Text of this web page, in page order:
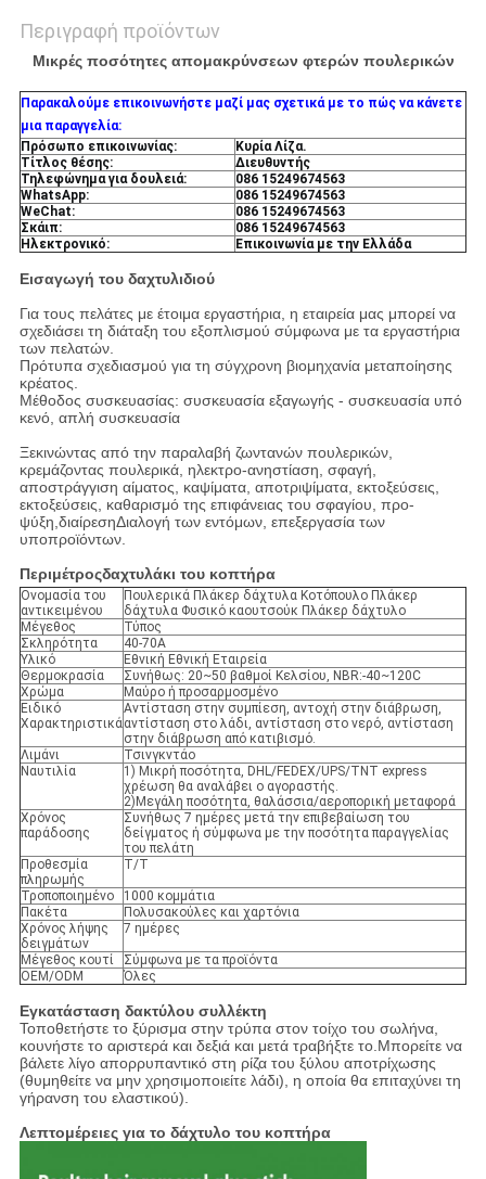
Περιγραφή προϊόντων
Μικρές ποσότητες απομακρύνσεων φτερών πουλερικών
Παρακαλούμε επικοινωνήστε μαζί μας σχετικά με το πώς να κάνετε
μια παραγγελία:
Πρόσωπο επικοινωνίας:
Κυρία Λίζα.
Τίτλος θέσης:
Διευθυντής
Τηλεφώνημα για δουλειά:
086 15249674563
WhatsApp:
086 15249674563
WeChat:
086 15249674563
Σκάιπ:
086 15249674563
Ηλεκτρονικό:
Επικοινωνία με την Ελλάδα
Εισαγωγή του δαχτυλιδιού
Για τους πελάτες με έτοιμα εργαστήρια, η εταιρεία μας μπορεί να
σχεδιάσει τη διάταξη του εξοπλισμού σύμφωνα με τα εργαστήρια
των πελατών.
Πρότυπα σχεδιασμού για τη σύγχρονη βιομηχανία μεταποίησης
κρέατος.
Μέθοδος συσκευασίας: συσκευασία εξαγωγής - συσκευασία υπό
κενό, απλή συσκευασία
Ξεκινώντας από την παραλαβή ζωντανών πουλερικών,
κρεμάζοντας πουλερικά, ηλεκτρο-ανηστίαση, σφαγή,
αποστράγγιση αίματος, καψίματα, αποτριψίματα, εκτοξεύσεις,
εκτοξεύσεις, καθαρισμό της επιφάνειας του σφαγίου, προ-
ψύξη,διαίρεσηΔιαλογή των εντόμων, επεξεργασία των
υποπροϊόντων.
Περιμέτροςδαχτυλάκι του κοπτήρα
Ονομασία του
αντικειμένου
Πουλερικά Πλάκερ δάχτυλα Κοτόπουλο Πλάκερ
δάχτυλα Φυσικό καουτσούκ Πλάκερ δάχτυλο
Μέγεθος
Τύπος
Σκληρότητα
40-70A
Υλικό
Εθνική Εθνική Εταιρεία
Θερμοκρασία
Συνήθως: 20~50 βαθμοί Κελσίου, NBR:-40~120C
Χρώμα
Μαύρο ή προσαρμοσμένο
Ειδικό
Χαρακτηριστικά
Αντίσταση στην συμπίεση, αντοχή στην διάβρωση,
αντίσταση στο λάδι, αντίσταση στο νερό, αντίσταση
στην διάβρωση από κατιβισμό.
Λιμάνι
Τσινγκντάο
Ναυτιλία
1) Μικρή ποσότητα, DHL/FEDEX/UPS/TNT express
χρέωση θα αναλάβει ο αγοραστής.
2)Μεγάλη ποσότητα, θαλάσσια/αεροπορική μεταφορά
Χρόνος
παράδοσης
Συνήθως 7 ημέρες μετά την επιβεβαίωση του
δείγματος ή σύμφωνα με την ποσότητα παραγγελίας
του πελάτη
Προθεσμία
πληρωμής
Τ/Τ
Τροποποιημένο
1000 κομμάτια
Πακέτα
Πολυσακούλες και χαρτόνια
Χρόνος λήψης
δειγμάτων
7 ημέρες
Μέγεθος κουτί
Σύμφωνα με τα προϊόντα
OEM/ODM
Όλες
Εγκατάσταση δακτύλου συλλέκτη
Τοποθετήστε το ξύρισμα στην τρύπα στον τοίχο του σωλήνα,
κουνήστε το αριστερά και δεξιά και μετά τραβήξτε το.Μπορείτε να
βάλετε λίγο απορρυπαντικό στη ρίζα του ξύλου αποτρίχωσης
(θυμηθείτε να μην χρησιμοποιείτε λάδι), η οποία θα επιταχύνει τη
γήρανση του ελαστικού).
Λεπτομέρειες για το δάχτυλο του κοπτήρα